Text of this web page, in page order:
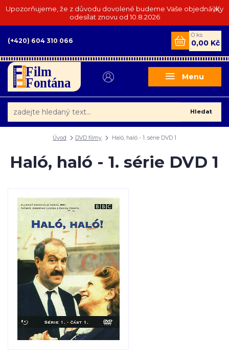
Upozorňujeme, že z důvodu dovolené budeme Vaše objednávky
odesílat znovu od 10.8.2026
Menu
Hledat
(+420) 604 310 066
0 ks
0,00 Kč
Úvod DVD filmy Haló, haló - 1. série DVD 1
Haló, haló - 1. série DVD 1